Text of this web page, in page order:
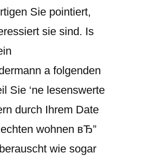
Sie pointiert,
sie sind. Is
a folgenden
Sie ‘ne lesenswerte
durch Ihrem Date
wohnen вЂ”
wie sogar